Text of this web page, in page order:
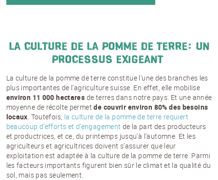
La culture de la pomme de terre: un
processus exigeant
La culture de la pomme de terre constitue l’une des branches les
plus importantes de l’agriculture suisse. En effet, elle mobilise
environ 11 000 hectares de terres dans notre pays. Et une année
moyenne de récolte permetde couvrir environ 80% des besoins
locaux. Toutefois, la culture de la pomme de terre requiert
beaucoup d’efforts et d’engagement de la part des producteurs
et productrices, et ce, du printemps jusqu’à l’automne. Et les
agriculteurs et agricultrices doivent s’assurer que leur
exploitation est adaptée à la culture de la pomme de terre. Parmi
les facteurs importants figurent bien sûr le climat et la qualité du
sol, mais pas seulement.